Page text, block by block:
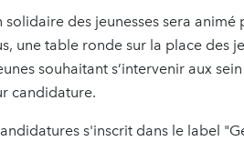
solidaire des jeunesses sera
une table ronde sur la place des
souhaitant s’intervenir aux
candidature.
s'inscrit dans le label